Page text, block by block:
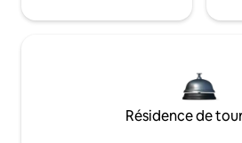
Résidence de